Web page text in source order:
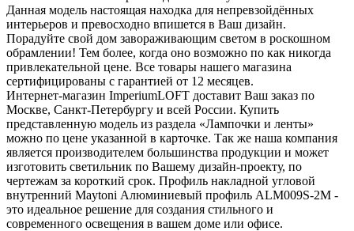
Данная модель настоящая находка для непревзойдённых
интерьеров и превосходно впишется в Ваш дизайн.
Порадуйте свой дом завораживающим светом в роскошном
обрамлении! Тем более, когда оно возможно по как никогда
привлекательной цене. Все товары нашего магазина
сертифицированы с гарантией от 12 месяцев.
Интернет-магазин ImperiumLOFT доставит Ваш заказ по
Москве, Санкт-Петербургу и всей России. Купить
представленную модель из раздела «Лампочки и ленты»
можно по цене указанной в карточке. Так же наша компания
является производителем большинства продукции и может
изготовить светильник по Вашему дизайн-проекту, по
чертежам за короткий срок. Профиль накладной угловой
внутренний Maytoni Алюминиевый профиль ALM009S-2M -
это идеальное решение для создания стильного и
современного освещения в вашем доме или офисе.